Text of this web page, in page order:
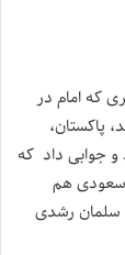
که امام در
پاکستان،
و جوابی داد که
سعودی هم
سلمان رشدی